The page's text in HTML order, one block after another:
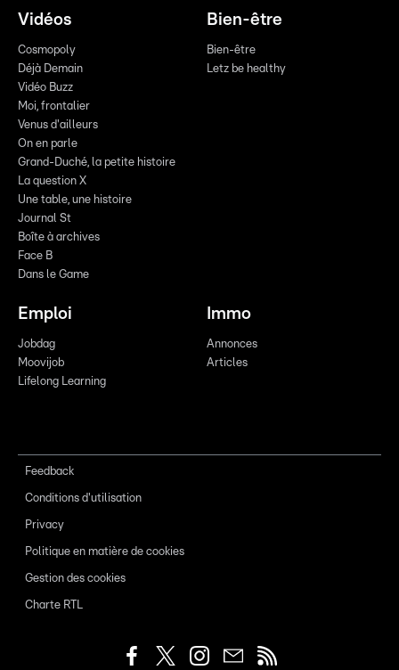
Vidéos
Cosmopoly
Déjà Demain
Vidéo Buzz
Moi, frontalier
Venus d'ailleurs
On en parle
Grand-Duché, la petite histoire
La question X
Une table, une histoire
Journal St
Boîte à archives
Face B
Dans le Game
Bien-être
Bien-être
Letz be healthy
Emploi
Jobdag
Moovijob
Lifelong Learning
Immo
Annonces
Articles
Feedback
Conditions d'utilisation
Privacy
Politique en matière de cookies
Gestion des cookies
Charte RTL